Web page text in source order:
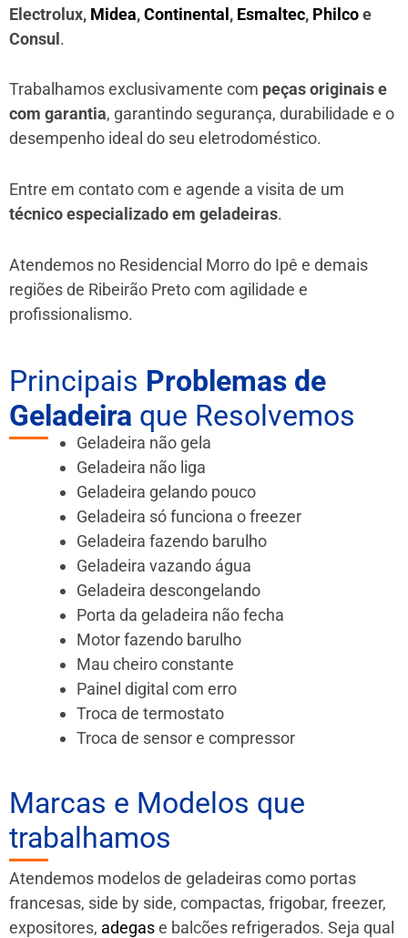
Electrolux, Midea,Continental, Esmaltec, Philcoe
Consul.
Trabalhamos exclusivamente com peças originais e
com garantia, garantindo segurança, durabilidade e o
desempenho ideal do seu eletrodoméstico.
Entre em contato com e agende a visita de um
técnico especializado em geladeiras.
Atendemos no Residencial Morro do Ipê e demais
regiões de Ribeirão Pretocom agilidade e
profissionalismo.
Principais Problemas de
Geladeira que Resolvemos
Geladeira não gela
Geladeira não liga
Geladeira gelando pouco
Geladeira só funciona o freezer
Geladeira fazendo barulho
Geladeira vazando água
Geladeira descongelando
Porta da geladeira não fecha
Motor fazendo barulho
Mau cheiro constante
Painel digital com erro
Troca de termostato
Troca de sensor e compressor
Marcas e Modelos que
trabalhamos
Atendemos modelos de geladeiras como portas
francesas, side by side, compactas, frigobar, freezer,
expositores, adegase balcões refrigerados. Seja qual